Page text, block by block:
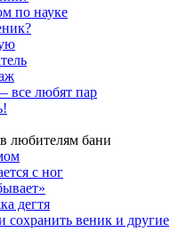
по науке
все любят пар
любителям бани
с ног
дегтя
сохранить веник и другие